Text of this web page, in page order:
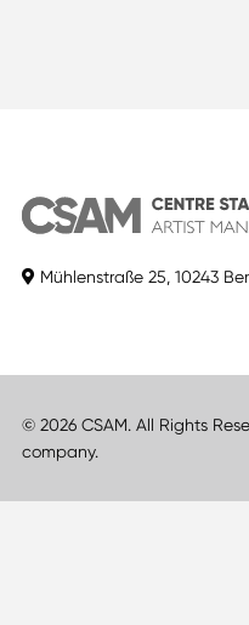
Mühlenstraße 25, 10243
© 2026 CSAM. All Rights
company.